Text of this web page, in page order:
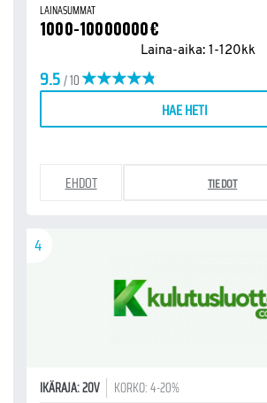
LAINASUMMAT
1000-10000000€
Laina-aika: 1-120kk
9.5/ 10
EHDOT TIEDOT
HAE HETI
4
IKÄRAJA: 20V KORKO: 4-20%